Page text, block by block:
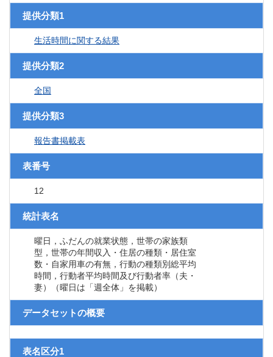
提供分類1
生活時間に関する結果
提供分類2
全国
提供分類3
報告書掲載表
表番号
12
統計表名
曜日，ふだんの就業状態，世帯の家族類
型，世帯の年間収入・住居の種類・居住室
数・自家用車の有無，行動の種類別総平均
時間，行動者平均時間及び行動者率（夫・
妻）（曜日は「週全体」を掲載）
データセットの概要
表名区分1